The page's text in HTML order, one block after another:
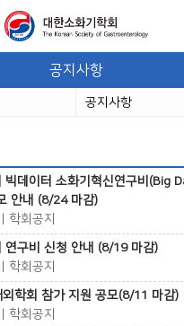
공지사항
공지사항
빅데이터 소화기혁신연구비(Big
안내 (8/24 마감)
회공지
연구비 신청 안내 (8/19 마감)
회공지
학회 참가 지원 공모(8/11 마감)
회공지